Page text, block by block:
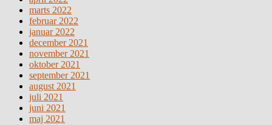
marts 2022
februar 2022
januar 2022
december 2021
november 2021
oktober 2021
september 2021
august 2021
juli 2021
juni 2021
maj 2021